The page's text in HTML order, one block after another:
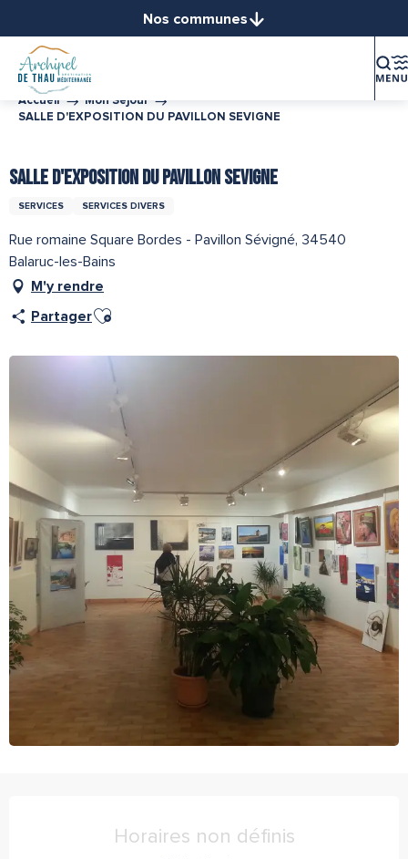
contenu
principal
Nos communes
Frontignan
Loupian
Mireval
Accueil
Mon Séjour
SALLE D'EXPOSITION DU PAVILLON SEVIGNE
SALLE D'EXPOSITION DU PAVILLON SEVIGNE
SERVICES SERVICES DIVERS
Rue romaine Square Bordes - Pavillon Sévigné, 34540
Balaruc-les-Bains
M'y rendre
PartagerAjouter aux favoris
Ouverture et coordonnées
Horaires non définis